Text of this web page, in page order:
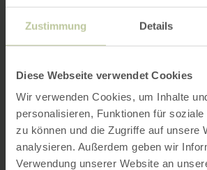
Zustimmung Details
Diese Webseite verwendet Cookies
Wir verwenden Cookies, um Inhalte
personalisieren, Funktionen für soziale
zu können und die Zugriffe auf unsere
analysieren. Außerdem geben wir
Verwendung unserer Website an